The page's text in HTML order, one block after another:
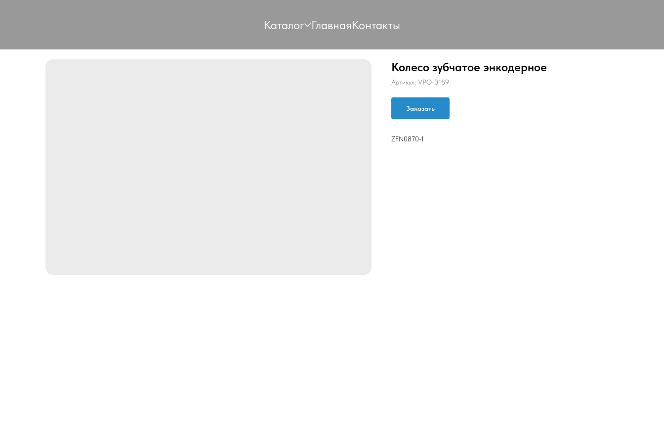
Каталог ГлавнаяКонтакты
Колесо зубчатое энкодерное
Артикул: VPO-0189
Заказать
ZFN0870-1